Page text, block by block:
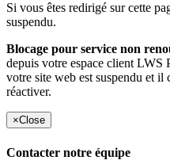
Si vous êtes redirigé sur cette
suspendu.
Blocage pour service non
depuis votre espace client LWS
votre site web est suspendu et
réactiver.
×Close
Contacter notre équipe